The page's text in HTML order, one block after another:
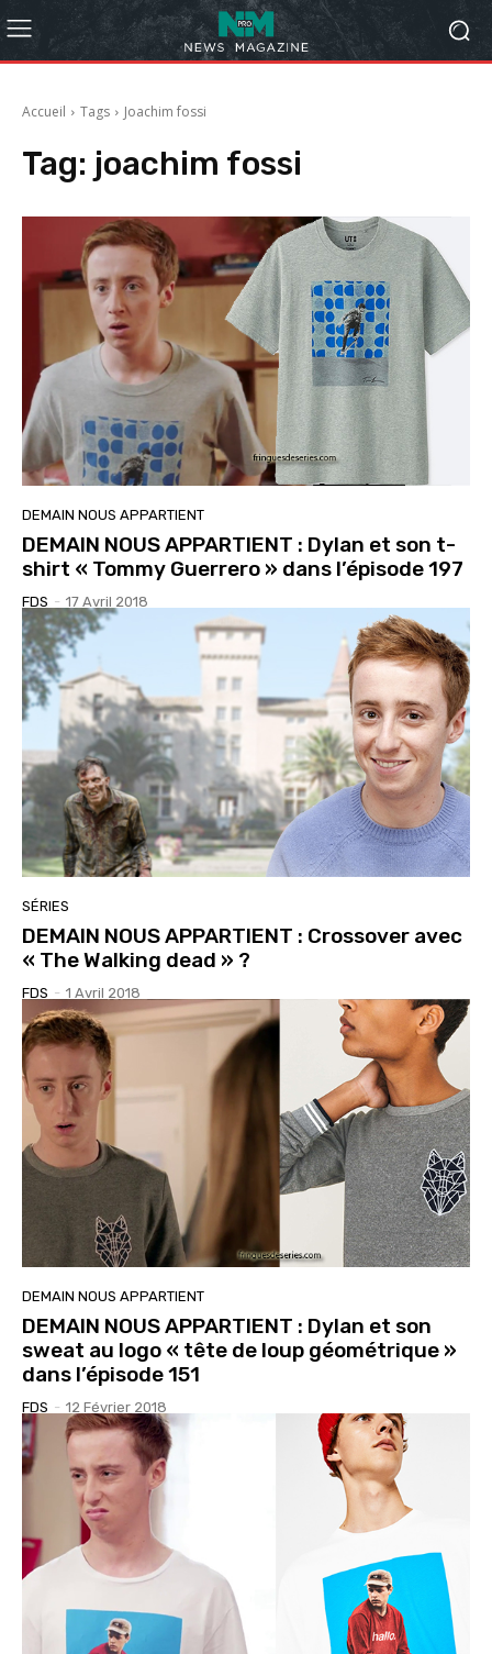
Accueil Tags Joachim fossi
Tag: joachim fossi
DEMAIN NOUS APPARTIENT
DEMAIN NOUS APPARTIENT : Dylan et son t-
shirt « Tommy Guerrero » dans l’épisode 197
FDS - 17 Avril 2018
SÉRIES
DEMAIN NOUS APPARTIENT : Crossover avec
« The Walking dead » ?
FDS - 1 Avril 2018
DEMAIN NOUS APPARTIENT
DEMAIN NOUS APPARTIENT : Dylan et son
sweat au logo « tête de loup géométrique »
dans l’épisode 151
FDS - 12 Février 2018